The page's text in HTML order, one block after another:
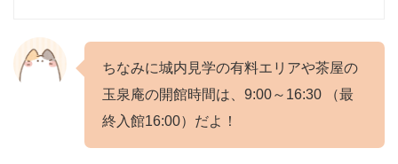
ちなみに城内見学の有料エリアや茶屋の
玉泉庵の開館時間は、9:00～16:30 （最
終入館16:00）だよ！